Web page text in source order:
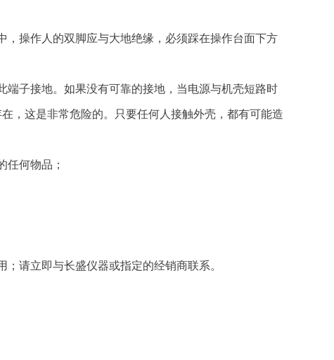
操作人的双脚应与大地绝缘，必须踩在操作台面下方
子接地。如果没有可靠的接地，当电源与机壳短路时
，这是非常危险的。只要任何人接触外壳，都有可能造
何物品；
请立即与长盛仪器或指定的经销商联系。